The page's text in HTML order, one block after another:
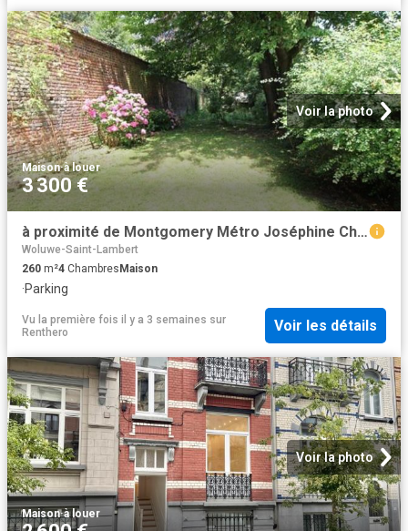
Voir la photo
Maison·à louer
3 300 €
à proximité de Montgomery Métro Joséphine Charlotte
Woluwe-Saint-Lambert
260 m²4 Chambres Maison
·Parking
Vu la première fois il y a 3 semaines sur
Renthero
Voir les détails
Voir la photo
Maison·à louer